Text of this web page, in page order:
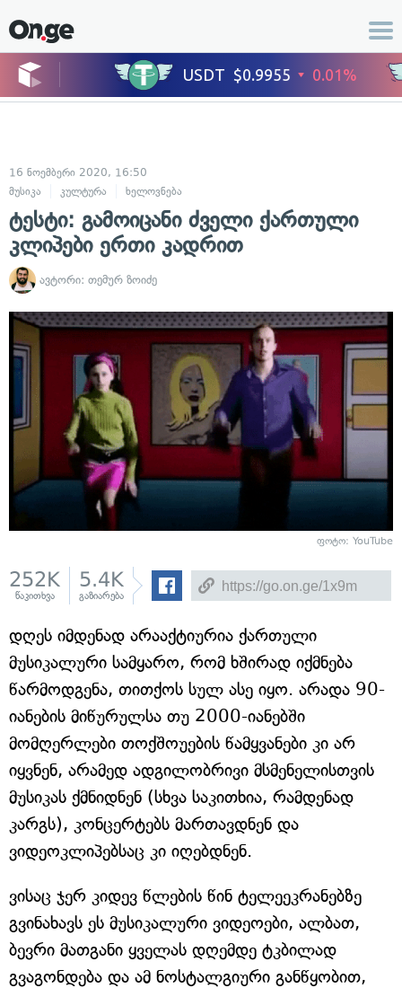
16 ნოემბერი 2020, 16:50
მუსიკა
კულტურა ხელოვნება
ტესტი: გამოიცანი ძველი ქართული
კლიპები ერთი კადრით
ავტორი: თემურ ზოიძე
ფოტო: YouTube
252K
წაკითხვა
5.4K
გაზიარება
დღეს იმდენად არააქტიურია ქართული
მუსიკალური სამყარო, რომ ხშირად იქმნება
წარმოდგენა, თითქოს სულ ასე იყო. არადა 90-
იანების მიწურულსა თუ 2000-იანებში
მომღერლები თოქშოუების წამყვანები კი არ
იყვნენ, არამედ ადგილობრივი მსმენელისთვის
მუსიკას ქმნიდნენ (სხვა საკითხია, რამდენად
კარგს), კონცერტებს მართავდნენ და
ვიდეოკლიპებსაც კი იღებდნენ.
ვისაც ჯერ კიდევ წლების წინ ტელეეკრანებზე
გვინახავს ეს მუსიკალური ვიდეოები, ალბათ,
ბევრი მათგანი ყველას დღემდე ტკბილად
გვაგონდება და ამ ნოსტალგიური განწყობით,